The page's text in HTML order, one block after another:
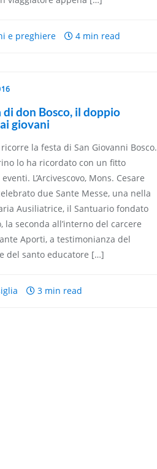
e preghiere 4 min read
di don Bosco, il doppio
giovani
la festa di San Giovanni Bosco.
lo ha ricordato con un fitto
L’Arcivescovo, Mons. Cesare
due Sante Messe, una nella
Ausiliatrice, il Santuario fondato
la seconda all’interno del carcere
Aporti, a testimonianza del
del santo educatore […]
3 min read